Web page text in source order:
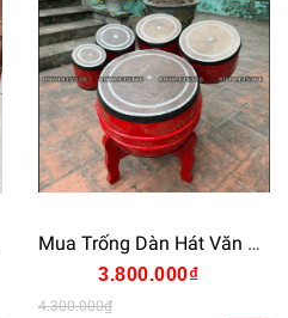
Mua Trống Dàn Hát Văn Ở Đâu Uy Tín? Bí Quyết Chọn Đúng Loại Chuẩn Nghi Lễ
3.800.000₫
4.300.000₫